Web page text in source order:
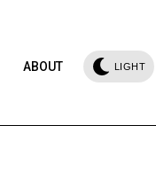
ABOUT LIGHT